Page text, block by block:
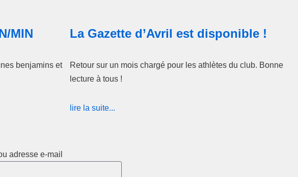
MIN
benjamins et
La Gazette d’Avril est disponible !
Retour sur un mois chargé pour les athlètes du club. Bonne
lecture à tous !
lire la suite...
adresse e-mail